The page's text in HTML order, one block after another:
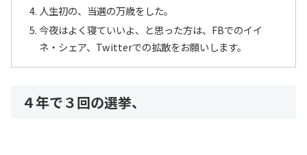
人生初の、当選の万歳をした。
今夜はよく寝ていいよ、と思った方は、FBでのイイ
ネ・シェア、Twitterでの拡散をお願いします。
４年で３回の選挙、